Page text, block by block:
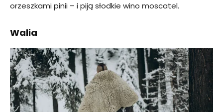
orzeszkami pinii – i piją słodkie wino moscatel.
Walia